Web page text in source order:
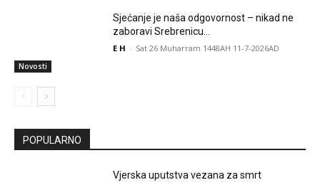
Novosti
Sjećanje je naša odgovornost – nikad ne
zaboravi Srebrenicu…
E H - Sat 26 Muharram 1448AH 11-7-2026AD
POPULARNO
Vjerska uputstva vezana za smrt